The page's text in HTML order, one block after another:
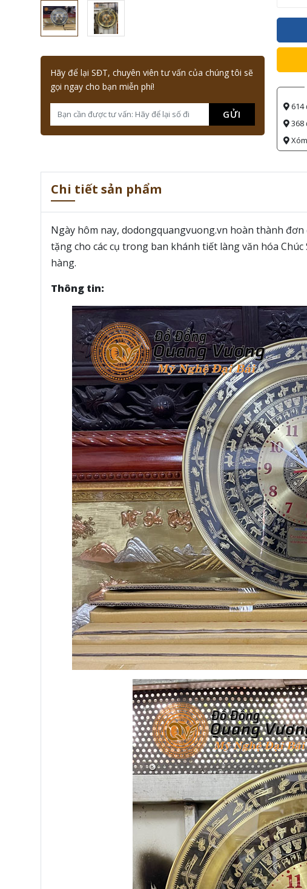
Hãy để lại SĐT, chuyên viên tư vấn của chúng tôi sẽ
gọi ngay cho bạn miễn phí!
GỬI
614
368
Chi tiết sản phẩm
Ngày hôm nay, dodongquangvuong.vn hoàn thành đơn
tặng cho các cụ trong ban khánh tiết làng văn hóa
hàng.
Thông tin: